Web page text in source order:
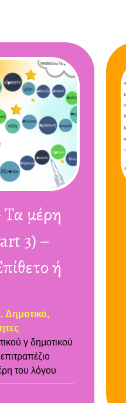
Τα μέρη
3) –
ή
Δημοτικό
γ δημοτικού
επιτραπέζιο
του λόγου